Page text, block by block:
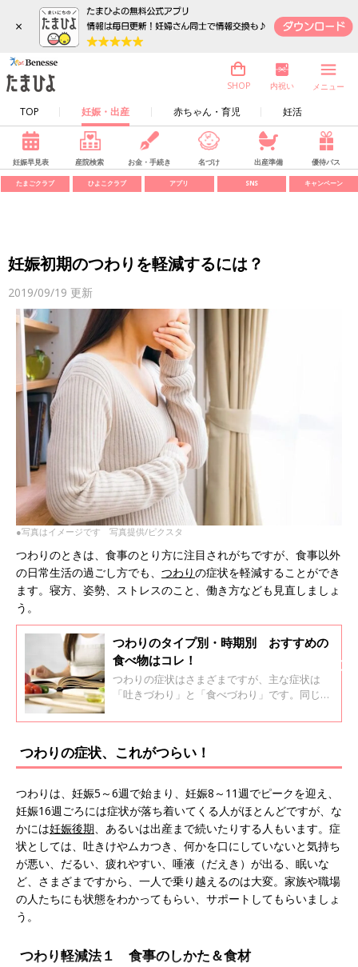
×
TOP 妊娠・出産 赤ちゃん・育児 妊活
SHOP 内祝い メニュー
妊娠早見表 産院検索 お金・手続き 名づけ 出産準備 優待パス
たまごクラブ ひよこクラブ アプリ SNS キャンペーン
妊娠初期のつわりを軽減するには？
2019/09/19 更新
●写真はイメージです 写真提供/ピクスタ
つわりのときは、食事のとり方に注目されがちですが、食事以外
の日常生活の過ごし方でも、 つわりの症状を軽減することができ
ます。寝方、姿勢、ストレスのこと、働き方なども見直しましょ
う。
つわりのタイプ別・時期別 おすすめの
食べ物はコレ！
つわりの症状はさまざまですが、主な症状は
「吐きづわり」と「食べづわり」です。同じ妊
はなく、どちらも体験したり、時期や時間帯に
わりのタイプ別に、どんなものを食べるのがい
いのかなど、つわりをラクにする方法を産婦人
科医の長岡貞雄先生に伺いました。
つわりの症状、これがつらい！
つわりは、妊娠5～6週で始まり、妊娠8～11週でピークを迎え、
妊娠16週ごろには症状が落ち着いてくる人がほとんどですが、な
かには妊娠後期、あるいは出産まで続いたりする人もいます。症
状としては、吐きけやムカつき、何かを口にしていないと気持ち
が悪い、だるい、疲れやすい、唾液（だえき）が出る、眠いな
ど、さまざまですから、一人で乗り越えるのは大変。家族や職場
の人たちにも状態をわかってもらい、サポートしてもらいましょ
う。
つわり軽減法１ 食事のしかた＆食材